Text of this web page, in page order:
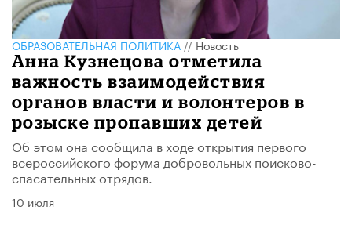
ОБРАЗОВАТЕЛЬНАЯ ПОЛИТИКА//Новость
Анна Кузнецова отметила
важность взаимодействия
органов власти и волонтеров в
розыске пропавших детей
Об этом она сообщила в ходе открытия первого
всероссийского форума добровольных поисково-
спасательных отрядов.
10 июля